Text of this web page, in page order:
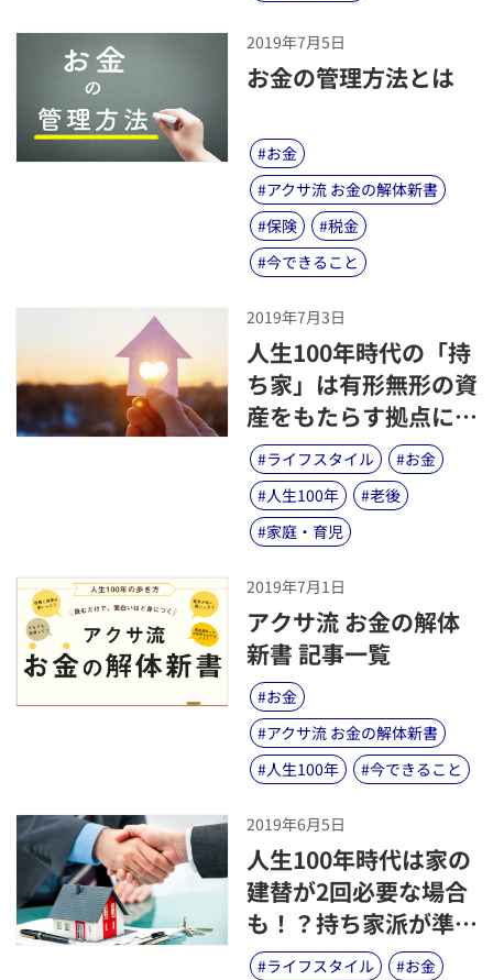
2019年7月5日
​お金の管理方法とは
#お金
#アクサ流 お金の解体新書
#保険 #税金
#今できること
2019年7月3日
​人生100年時代の「持
ち家」は有形無形の資
産をもたらす拠点にな
る
#ライフスタイル #お金
#人生100年 #老後
#家庭・育児
2019年7月1日
​アクサ流 お金の解体
新書 記事一覧
#お金
#アクサ流 お金の解体新書
#人生100年 #今できること
2019年6月5日
​人生100年時代は家の
建替が2回必要な場合
も！？持ち家派が準備
すべきお金の話
#ライフスタイル #お金